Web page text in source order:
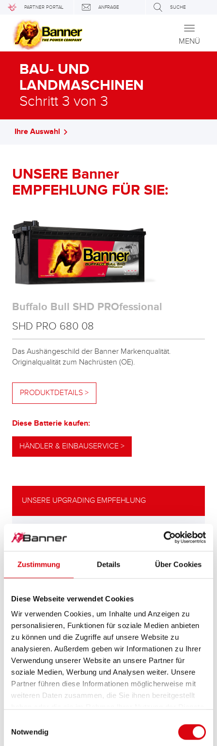
Zustimmung Details Über Cookies
Diese Webseite verwendet Cookies
Wir verwenden Cookies, um Inhalte und Anzeigen zu
personalisieren, Funktionen für soziale Medien anbieten
zu können und die Zugriffe auf unsere Website zu
analysieren. Außerdem geben wir Informationen zu Ihrer
Verwendung unserer Website an unsere Partner für
soziale Medien, Werbung und Analysen weiter. Unsere
Partner führen diese Informationen möglicherweise mit
weiteren Daten zusammen, die Sie ihnen bereitgestellt
Notwendig
PARTNER PORTAL ANFRAGE SUCHE
Toggle
MENÜ
BAU- UND
LANDMASCHINEN
Schritt 3 von 3
Ihre Auswahl
UNSERE Banner
EMPFEHLUNG FÜR SIE:
Buffalo Bull SHD PROfessional
SHD PRO 680 08
Das Aushängeschild der Banner Markenqualität.
Originalqualität zum Nachrüsten (OE).
PRODUKTDETAILS >
Diese Batterie kaufen:
HÄNDLER & EINBAUSERVICE >
LEISTUNGSSTARKE
ALTERNATIVE
Energiebedarf bzw. höheren
PRODUKTDETAILS >
UNSERE UPGRADING EMPFEHLUNG